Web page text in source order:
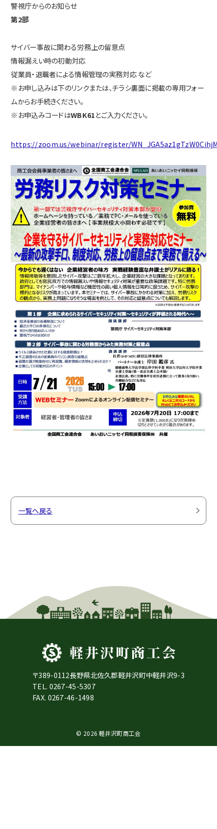
警視庁からのお知らせ
第2部
サイバー事故に関わる労務上の留意点
情報漏えい時の初動対応
従業員・退職者による情報管理の実務対応 など
※お申し込みは下のリンクまたは、チラシ裏面に掲載の専用フォー
ムからお手続きください。
※お申込みコードはWBK61とご入力ください。
https://zoom.us/webinar/register/
一覧へ戻る
〒389-0112長野県北佐久郡軽井沢町中軽井沢9-3
TEL. 0267-45-5307
FAX. 0267-46-1498
© 2026 軽井沢町商工会